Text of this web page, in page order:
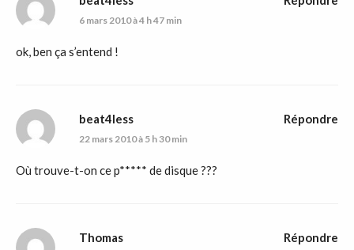
6 mars 2010 à 4 h 47 min
ok, ben ça s’entend !
beat4less
22 mars 2010 à 5 h 30 min
Où trouve-t-on ce p***** de disque ???
Répondre
Thomas Répondre